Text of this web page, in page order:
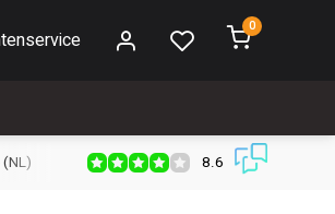
0
Verzendkosten € 2,95 (NL)
8.6